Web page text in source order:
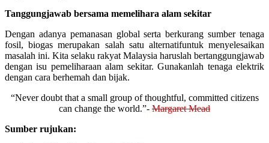
Tanggungjawab bersama memelihara alam sekitar
Dengan adanya pemanasan global serta berkurang sumber tenaga
fosil, biogas merupakan salah satu alternatifuntuk menyelesaikan
masalah ini. Kita selaku rakyat Malaysia haruslah bertanggungjawab
dengan isu pemeliharaan alam sekitar. Gunakanlah tenaga elektrik
dengan cara berhemah dan bijak.
“Never doubt that a small group of thoughtful, committed citizens
can change the world.”- Margaret Mead
Sumber rujukan: